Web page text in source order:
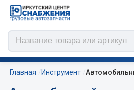
Главная Инструмент